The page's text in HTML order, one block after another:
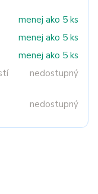
menej ako 5 ks
menej ako 5 ks
menej ako 5 ks
nedostupný
nedostupný